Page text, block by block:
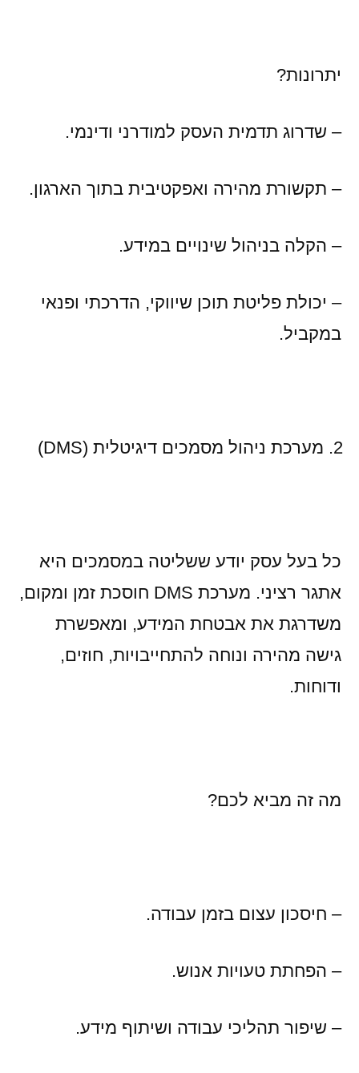
יתרונות?
– שדרוג תדמית העסק למודרני ודינמי.
– תקשורת מהירה ואפקטיבית בתוך הארגון.
– הקלה בניהול שינויים במידע.
– יכולת פליטת תוכן שיווקי, הדרכתי ופנאי
במקביל.
מערכת ניהול מסמכים דיגיטלית (DMS)
כל בעל עסק יודע ששליטה במסמכים היא
אתגר רציני. מערכת DMS חוסכת זמן ומקום,
משדרגת את אבטחת המידע, ומאפשרת
גישה מהירה ונוחה להתחייבויות, חוזים,
ודוחות.
מה זה מביא לכם?
– חיסכון עצום בזמן עבודה.
– הפחתת טעויות אנוש.
– שיפור תהליכי עבודה ושיתוף מידע.